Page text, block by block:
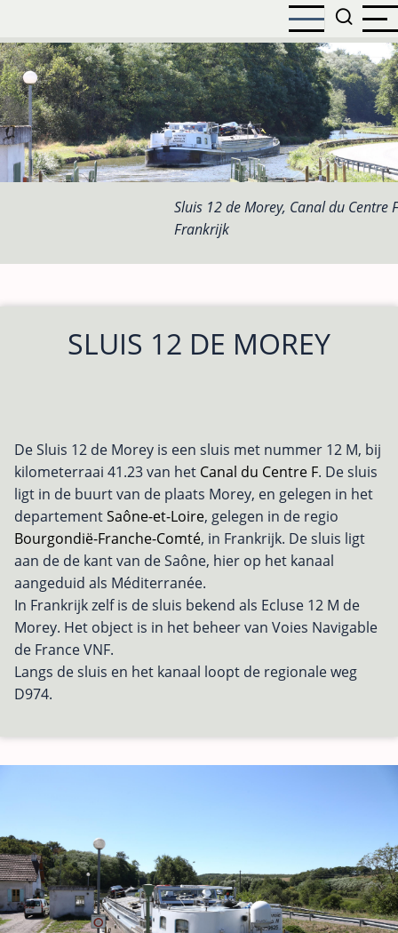
naar
de
inhoud
gaan
Sluis 12 de Morey, Canal du Centre
Frankrijk
SLUIS 12 DE MOREY
De Sluis 12 de Morey is een sluis met nummer 12 M, bij
kilometerraai 41.23 van het Canal du Centre F. De sluis
ligt in de buurt van de plaats Morey, en gelegen in het
departementSaône-et-Loire, gelegen in de regio
Bourgondië-Franche-Comté, in Frankrijk. De sluis ligt
aan de de kant van de Saône, hier op het kanaal
aangeduid als Méditerranée.
In Frankrijk zelf is de sluis bekend als Ecluse 12 M de
Morey. Het object is in het beheer van Voies Navigable
de France VNF.
Langs de sluis en het kanaal loopt de regionale weg
D974.